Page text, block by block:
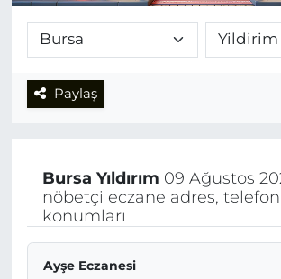
Paylaş
Bursa Yıldırım 09 Ağustos
nöbetçi eczane adres,
konumları
Ayşe Eczanesi